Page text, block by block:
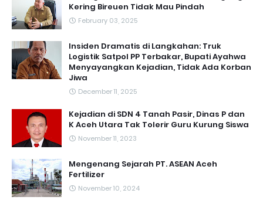
Kering Bireuen Tidak Mau Pindah
February 03, 2025
Insiden Dramatis di Langkahan: Truk
Logistik Satpol PP Terbakar, Bupati Ayahwa
Menyayangkan Kejadian, Tidak Ada Korban
Jiwa
December 11, 2025
Kejadian di SDN 4 Tanah Pasir, Dinas P dan
K Aceh Utara Tak Tolerir Guru Kurung Siswa
November 11, 2023
Mengenang Sejarah PT. ASEAN Aceh
Fertilizer
November 10, 2024